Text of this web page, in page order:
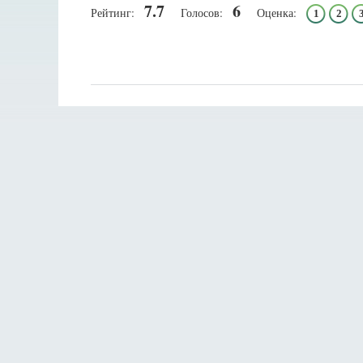
Рейтинг: 7.7 Голосов: 6 Оценка: 1 2 3